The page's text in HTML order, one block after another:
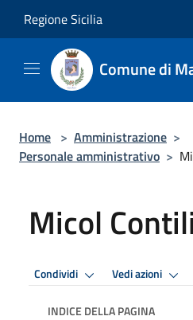
Regione Sicilia
Comune di
Home > Amministrazione >
Personale amministrativo >
Micol
Condividi Vedi azioni
INDICE DELLA PAGINA